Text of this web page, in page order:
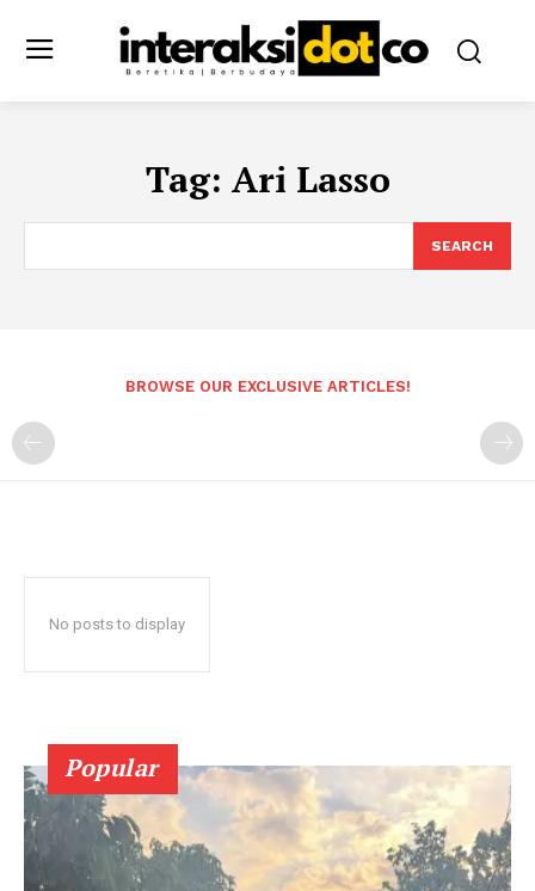
Tag: Ari Lasso
SEARCH
BROWSE OUR EXCLUSIVE ARTICLES!
No posts to display
Popular